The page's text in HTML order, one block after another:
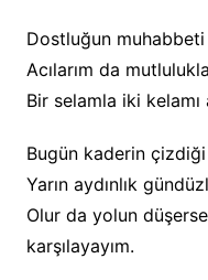
Dostluğun
Acılarım da
Bir selamla iki
Bugün kaderin çizdiği
Yarın aydınlık
Olur da yolun
karşılayayım.